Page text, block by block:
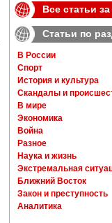
Все статьи
Статьи по
В России
Спорт
История и культура
Скандалы и
В мире
Экономика
Война
Разное
Наука и жизнь
Экстремальная
Ближний Восток
Закон и преступность
Аналитика